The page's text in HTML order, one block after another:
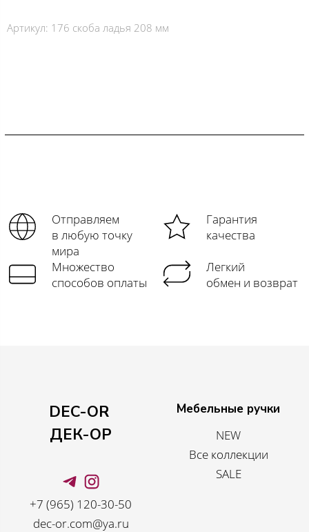
Артикул: 176 скоба ладья 208 мм
Отправляем
в любую точку
мира
Гарантия
качества
Множество
способов оплаты
Легкий
обмен и возврат
DEC-OR
ДЕК-ОР
+7 (965) 120-30-50
dec-or.com@ya.ru
Мебельные ручки
NEW
Все коллекции
SALE